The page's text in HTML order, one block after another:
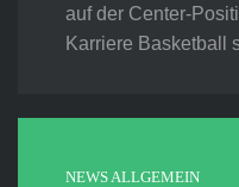
auf der Center-
Karriere Basketball
NEWS ALLGEMEIN